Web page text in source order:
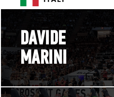
DAVIDE
MARINI